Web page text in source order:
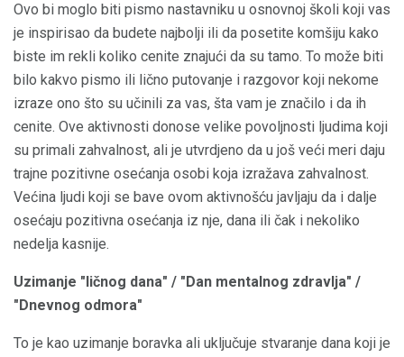
Ovo bi moglo biti pismo nastavniku u osnovnoj školi koji vas
je inspirisao da budete najbolji ili da posetite komšiju kako
biste im rekli koliko cenite znajući da su tamo. To može biti
bilo kakvo pismo ili lično putovanje i razgovor koji nekome
izraze ono što su učinili za vas, šta vam je značilo i da ih
cenite. Ove aktivnosti donose velike povoljnosti ljudima koji
su primali zahvalnost, ali je utvrdjeno da u još veći meri daju
trajne pozitivne osećanja osobi koja izražava zahvalnost.
Većina ljudi koji se bave ovom aktivnošću javljaju da i dalje
osećaju pozitivna osećanja iz nje, dana ili čak i nekoliko
nedelja kasnije.
Uzimanje "ličnog dana" / "Dan mentalnog zdravlja" /
"Dnevnog odmora"
To je kao uzimanje boravka ali uključuje stvaranje dana koji je